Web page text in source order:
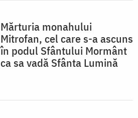
Mărturia monahului
Mitrofan, cel care s-a ascuns
în podul Sfântului Mormânt
ca sa vadă Sfânta Lumină